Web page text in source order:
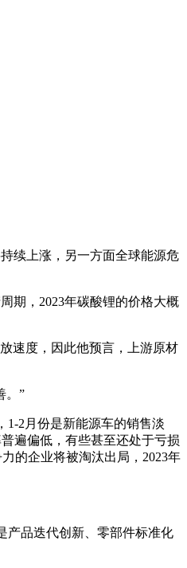
续上涨，另一方面全球能源危
期，2023年碳酸锂的价格大概
速度，因此他预言，上游原材
。”
1-2月份是新能源车的销售淡
遍偏低，有些甚至还处于亏损
的企业将被淘汰出局，2023年
产品迭代创新、零部件标准化